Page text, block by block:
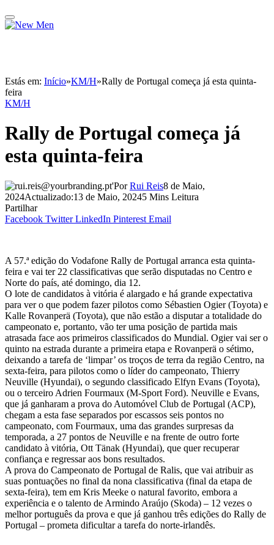
Estás em: Início»KM/H»Rally de Portugal começa já esta quinta-
feira
KM/H
Rally de Portugal começa já
esta quinta-feira
Por Rui Reis8 de Maio,
2024Actualizado:13 de Maio, 20245 Mins Leitura
Partilhar
Facebook Twitter LinkedIn Pinterest Email
A 57.ª edição do Vodafone Rally de Portugal arranca esta quinta-
feira e vai ter 22 classificativas que serão disputadas no Centro e
Norte do país, até domingo, dia 12.
O lote de candidatos à vitória é alargado e há grande expectativa
para ver o que podem fazer pilotos como Sébastien Ogier (Toyota) e
Kalle Rovanperä (Toyota), que não estão a disputar a totalidade do
campeonato e, portanto, vão ter uma posição de partida mais
atrasada face aos primeiros classificados do Mundial. Ogier vai ser o
quinto na estrada durante a primeira etapa e Rovanperä o sétimo,
deixando a tarefa de ‘limpar’ os troços de terra da região Centro, na
sexta-feira, para pilotos como o líder do campeonato, Thierry
Neuville (Hyundai), o segundo classificado Elfyn Evans (Toyota),
ou o terceiro Adrien Fourmaux (M-Sport Ford). Neuville e Evans,
que já ganharam a prova do Automóvel Club de Portugal (ACP),
chegam a esta fase separados por escassos seis pontos no
campeonato, com Fourmaux, uma das grandes surpresas da
temporada, a 27 pontos de Neuville e na frente de outro forte
candidato à vitória, Ott Tänak (Hyundai), que quer recuperar
confiança e regressar aos bons resultados.
A prova do Campeonato de Portugal de Ralis, que vai atribuir as
suas pontuações no final da nona classificativa (final da etapa de
sexta-feira), tem em Kris Meeke o natural favorito, embora a
experiência e o talento de Armindo Araújo (Skoda) – 12 vezes o
melhor português da prova e que já ganhou três edições do Rally de
Portugal – prometa dificultar a tarefa do norte-irlandês.